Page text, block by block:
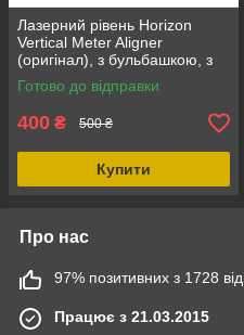
Лазерний рівень Horizon
Vertical Meter Aligner
(оригінал), з бульбашкою, з
рулеткою, професійний клас
Готово до відправки
400 ₴ 500 ₴
Купити
Про нас
97% позитивних з 1728
Працює з 21.03.2015